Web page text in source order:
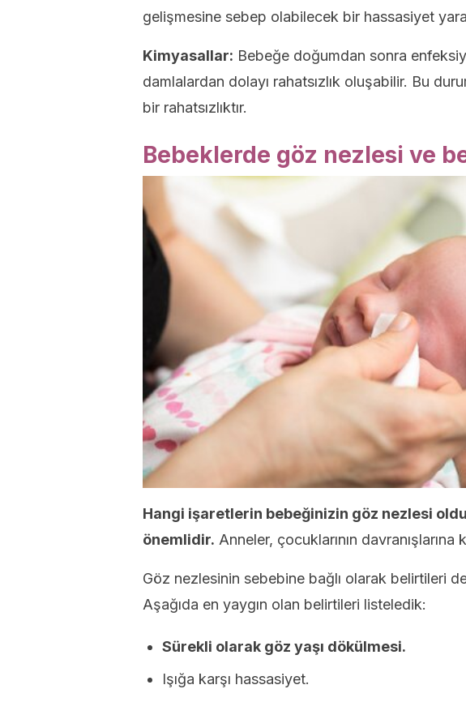
gelişmesine sebep olabilecek bir hassasiyet
Kimyasallar: Bebeğe doğumdan sonra
damlalardan dolayı rahatsızlık oluşabilir. Bu
bir rahatsızlıktır.
Bebeklerde göz nezlesi ve
Hangi işaretlerin bebeğinizin göz nezlesi
önemlidir. Anneler, çocuklarının davranışlarına
Göz nezlesinin sebebine bağlı olarak belirtileri
Aşağıda en yaygın olan belirtileri listeledik:
Sürekli olarak göz yaşı dökülmesi.
Işığa karşı hassasiyet.